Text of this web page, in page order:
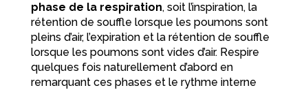
phase de la respiration, soit l’inspiration, la
rétention de souffle lorsque les poumons sont
pleins d’air, l’expiration et la rétention de souffle
lorsque les poumons sont vides d’air. Respire
quelques fois naturellement d’abord en
remarquant ces phases et le rythme interne